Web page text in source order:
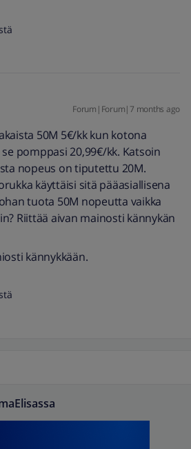
Forum|Forum|7 months ago
50M 5€/kk kun kotona
pomppasi 20,99€/kk. Katsoin
nopeus on tiputettu 20M.
käyttäisi sitä pääasiallisena
tuota 50M nopeutta vaikka
Riittää aivan mainosti kännykän
kännykkään.